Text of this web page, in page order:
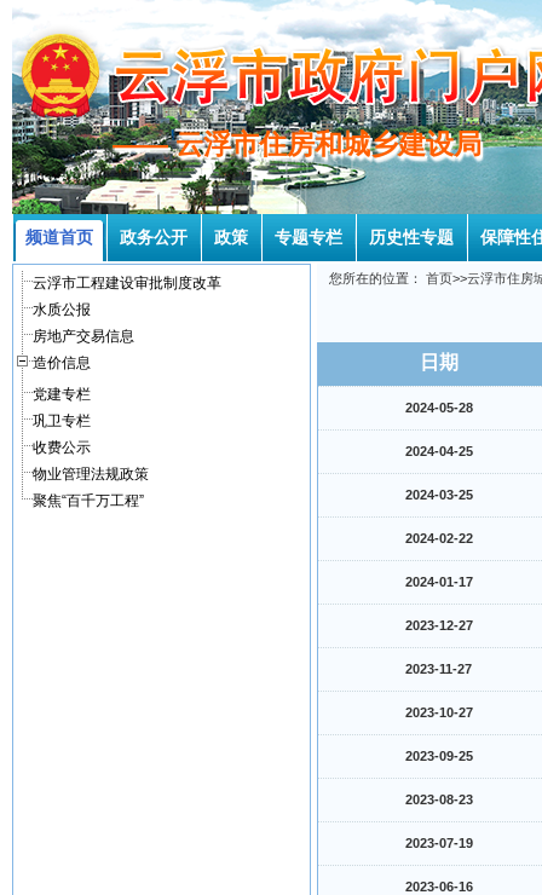
—— 云浮市住房和城乡建设局
—— 云浮市住房和城乡建设局
频道首页 政务公开 政策 专题专栏 历史性专题 保障性
云浮市工程建设审批制度改革
水质公报
房地产交易信息
造价信息
党建专栏
巩卫专栏
收费公示
物业管理法规政策
聚焦“百千万工程”
您所在的位置： 首页>>云浮市住房
日期
2024-05-28
2024-04-25
2024-03-25
2024-02-22
2024-01-17
2023-12-27
2023-11-27
2023-10-27
2023-09-25
2023-08-23
2023-07-19
2023-06-16